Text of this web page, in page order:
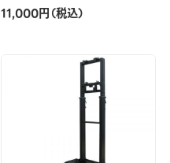
11,000円（税込）